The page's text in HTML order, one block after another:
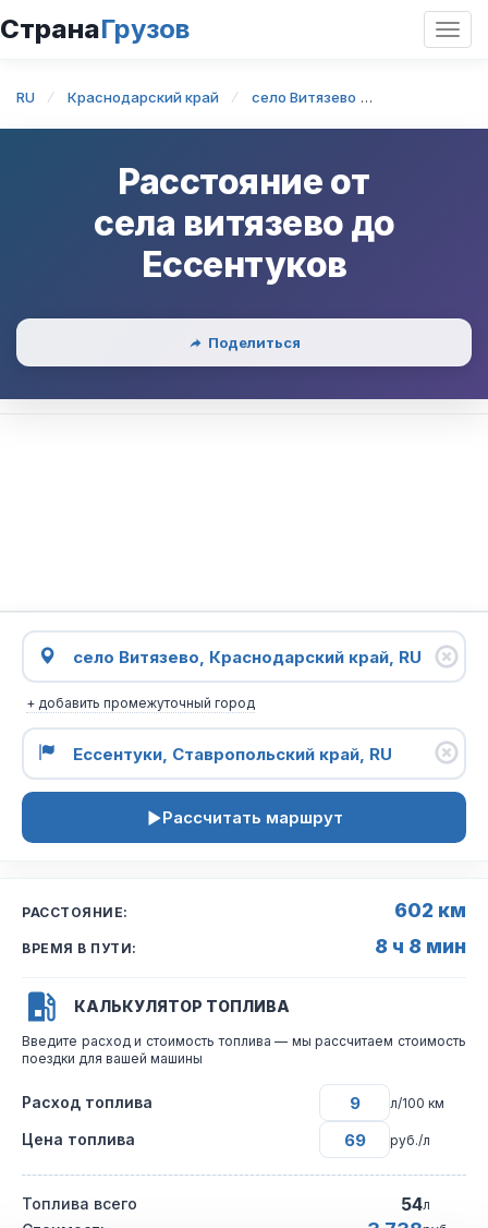
СтранаГрузов
RU Краснодарский край село Витязево
Расстояние от
села витязево до
Ессентуков
Поделиться
+ добавить промежуточный город
Рассчитать маршрут
РАССТОЯНИЕ: 602 км
ВРЕМЯ В ПУТИ: 8 ч 8 мин
КАЛЬКУЛЯТОР ТОПЛИВА
Введите расход и стоимость топлива — мы рассчитаем стоимость
поездки для вашей машины
Расход топлива л/100 км
Цена топлива руб./л
Топлива всего 54л